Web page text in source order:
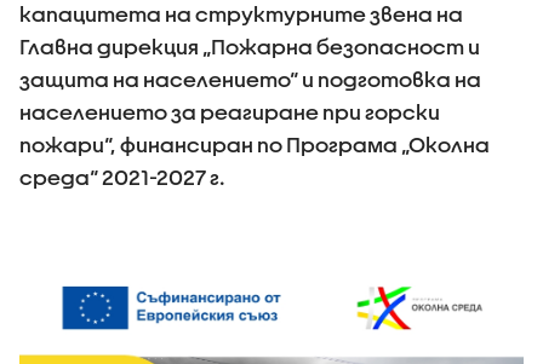
капацитета на структурните звена на
Главна дирекция „Пожарна безопасност и
защита на населението“ и подготовка на
населението за реагиране при горски
пожари“, финансиран по Програма „Околна
среда“ 2021-2027 г.